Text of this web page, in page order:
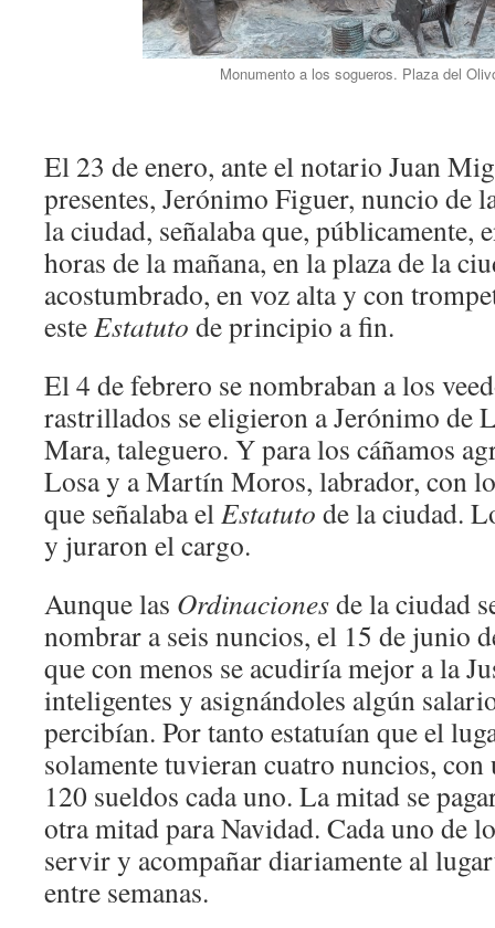
Monumento a los sogueros. Plaza del
El 23 de enero, ante el notario Juan
presentes, Jerónimo Figuer, nuncio de
la ciudad, señalaba que, públicamente,
horas de la mañana, en la plaza de la
acostumbrado, en voz alta y con
esteEstatuto de principio a fin.
El 4 de febrero se nombraban a los
rastrillados se eligieron a Jerónimo de
Mara, taleguero. Y para los cáñamos
Losa y a Martín Moros, labrador, con
que señalaba elEstatuto de la ciudad.
y juraron el cargo.
Aunque las Ordinacionesde la ciudad
nombrar a seis nuncios, el 15 de junio
que con menos se acudiría mejor a la
inteligentes y asignándoles algún
percibían. Por tanto estatuían que el
solamente tuvieran cuatro nuncios,
120 sueldos cada uno. La mitad se
otra mitad para Navidad. Cada uno de
servir y acompañar diariamente al
entre semanas.